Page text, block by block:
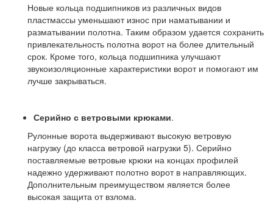
Новые кольца подшипников из различных видов
пластмассы уменьшают износ при наматывании и
разматывании полотна. Таким образом удается сохранить
привлекательность полотна ворот на более длительный
срок. Кроме того, кольца подшипника улучшают
звукоизоляционные характеристики ворот и помогают им
лучше закрываться.
Серийно с ветровыми крюками.
Рулонные ворота выдерживают высокую ветровую
нагрузку (до класса ветровой нагрузки 5). Серийно
поставляемые ветровые крюки на концах профилей
надежно удерживают полотно ворот в направляющих.
Дополнительным преимуществом является более
высокая защита от взлома.